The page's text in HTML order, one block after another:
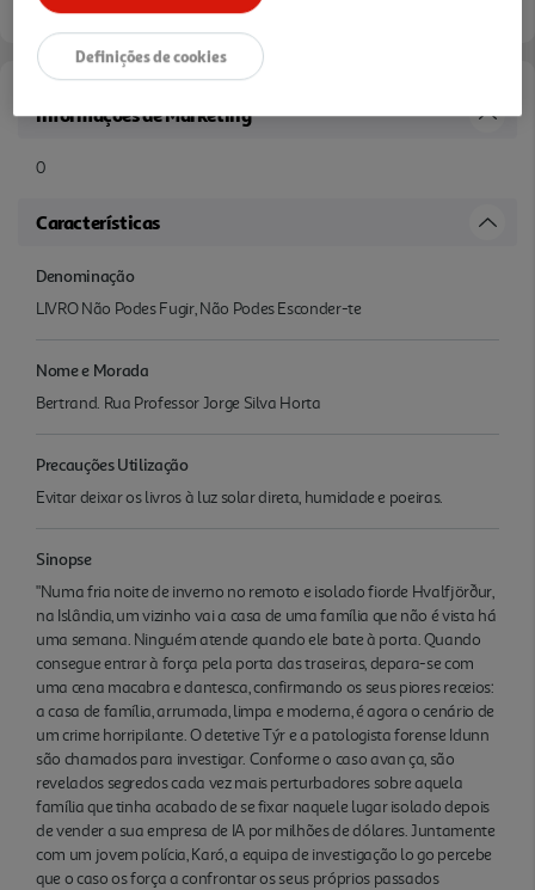
Informações de Marketing
0
Características
Denominação
LIVRO Não Podes Fugir, Não Podes Esconder-te
Nome e Morada
Bertrand. Rua Professor Jorge Silva Horta
Precauções Utilização
Evitar deixar os livros à luz solar direta, humidade e poeiras.
Sinopse
"Numa fria noite de inverno no remoto e isolado fiorde Hvalfjörður,
na Islândia, um vizinho vai a casa de uma família que não é vista há
uma semana. Ninguém atende quando ele bate à porta. Quando
consegue entrar à força pela porta das traseiras, depara-se com
uma cena macabra e dantesca, confirmando os seus piores receios:
a casa de família, arrumada, limpa e moderna, é agora o cenário de
um crime horripilante. O detetive Týr e a patologista forense Idunn
são chamados para investigar. Conforme o caso avan ça, são
revelados segredos cada vez mais perturbadores sobre aquela
família que tinha acabado de se fixar naquele lugar isolado depois
de vender a sua empresa de IA por milhões de dólares. Juntamente
com um jovem polícia, Karó, a equipa de investigação lo go percebe
que o caso os força a confrontar os seus próprios passados
Definições de cookies